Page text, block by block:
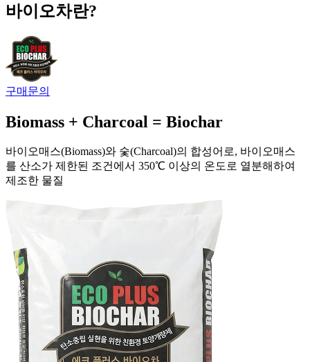
바이오차란?
구매문의
Biomass + Charcoal = Biochar
바이오매스(Biomass)와 숯(Charcoal)의 합성어로, 바이오매스
를 산소가 제한된 조건에서 350℃ 이상의 온도로 열분해하여
제조한 물질